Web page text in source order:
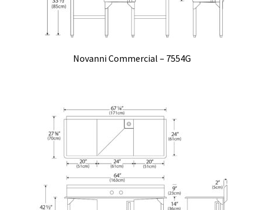
Novanni Commercial – 7554G